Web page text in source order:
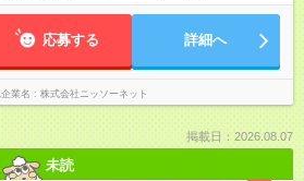
応募する 詳細へ
業名 株式会社ニッソーネット
掲載日：2026.08.07
未読